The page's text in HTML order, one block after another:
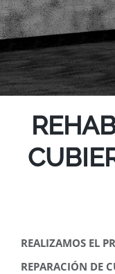
REALIZAMOS EL
REPARACIÓN DE